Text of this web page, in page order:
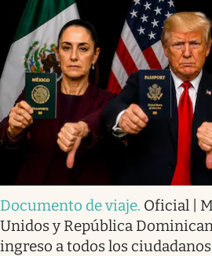
Documento de viaje. Oficial |
Unidos y República
ingreso a todos los